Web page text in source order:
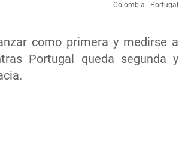
como primera y medirse a
Portugal queda segunda y
Colombia - Portugal